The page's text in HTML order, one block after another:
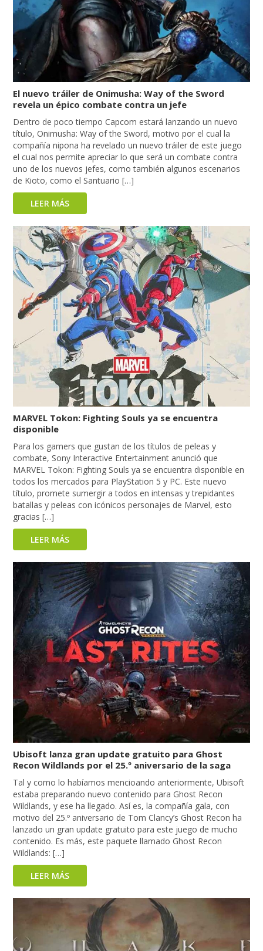
El nuevo tráiler de Onimusha: Way of the Sword
revela un épico combate contra un jefe
Dentro de poco tiempo Capcom estará lanzando un nuevo
título, Onimusha: Way of the Sword, motivo por el cual la
compañía nipona ha revelado un nuevo tráiler de este juego
el cual nos permite apreciar lo que será un combate contra
uno de los nuevos jefes, como también algunos escenarios
de Kioto, como el Santuario […]
LEER MÁS
MARVEL Tokon: Fighting Souls ya se encuentra
disponible
Para los gamers que gustan de los títulos de peleas y
combate, Sony Interactive Entertainment anunció que
MARVEL Tokon: Fighting Souls ya se encuentra disponible en
todos los mercados para PlayStation 5 y PC. Este nuevo
título, promete sumergir a todos en intensas y trepidantes
batallas y peleas con icónicos personajes de Marvel, esto
gracias […]
LEER MÁS
Ubisoft lanza gran update gratuito para Ghost
Recon Wildlands por el 25.º aniversario de la saga
Tal y como lo habíamos mencioando anteriormente, Ubisoft
estaba preparando nuevo contenido para Ghost Recon
Wildlands, y ese ha llegado. Así es, la compañía gala, con
motivo del 25.º aniversario de Tom Clancy’s Ghost Recon ha
lanzado un gran update gratuito para este juego de mucho
contenido. Es más, este paquete llamado Ghost Recon
Wildlands: […]
LEER MÁS